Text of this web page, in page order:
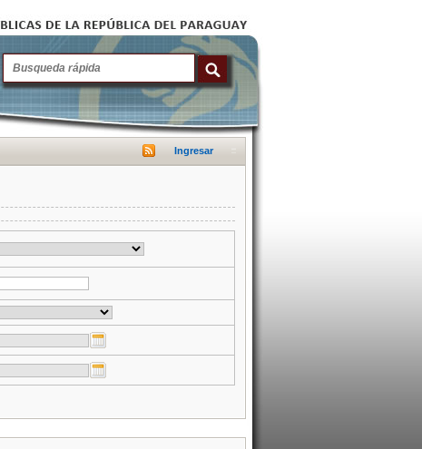
Ingresar